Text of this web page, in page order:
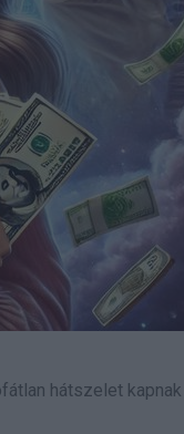
hátszelet